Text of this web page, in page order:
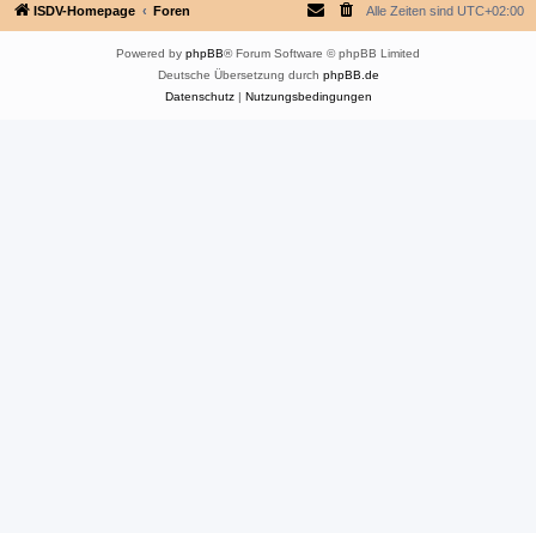
ISDV-Homepage Foren Alle Zeiten sind UTC+02:00
Powered by phpBB® Forum Software © phpBB Limited
Deutsche Übersetzung durch phpBB.de
Datenschutz| Nutzungsbedingungen